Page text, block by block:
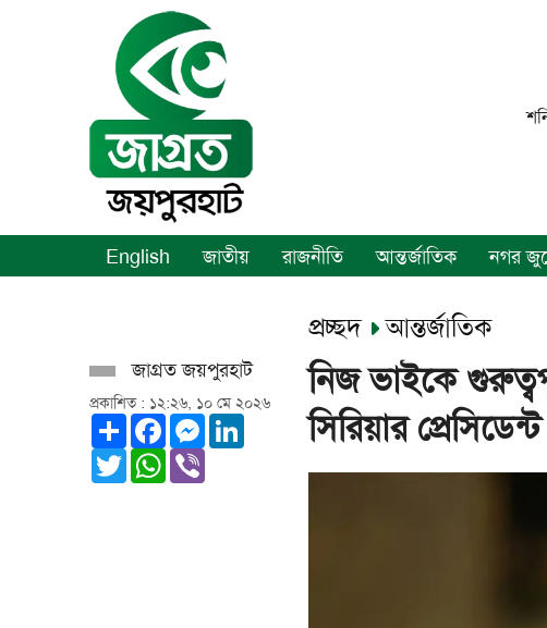
English জাতীয় রাজনীতি আন্তর্জাতিক নগর
প্রচ্ছদ আন্তর্জাতিক
জাগ্রত জয়পুরহাট
প্রকাশিত : ১২:২৬, ১০ মে ২০২৬
ShareFacebookMessenger
LinkedIn
TwitterWhatsApp
Viber
নিজ ভাইকে
সিরিয়ার প্রেসিডেন্ট